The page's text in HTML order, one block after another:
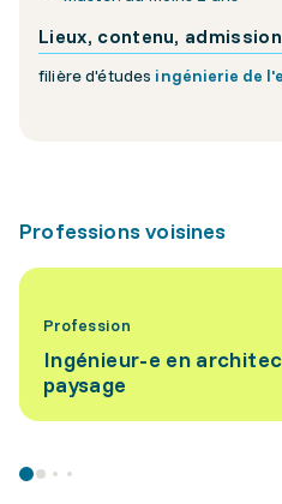
Lieux, contenu, admission
filière d'études ingénierie de
Professions voisines
Profession
Ingénieur-e en
paysage